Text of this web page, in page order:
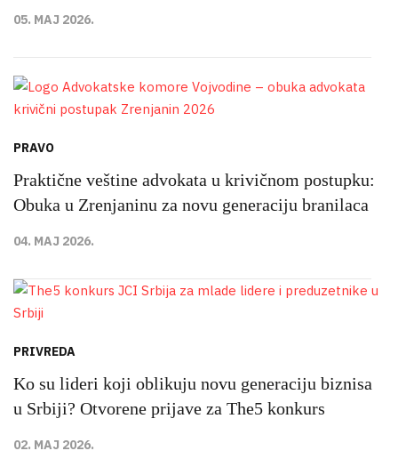
05. MAJ 2026.
PRAVO
Praktične veštine advokata u krivičnom postupku:
Obuka u Zrenjaninu za novu generaciju branilaca
04. MAJ 2026.
PRIVREDA
Ko su lideri koji oblikuju novu generaciju biznisa
u Srbiji? Otvorene prijave za The5 konkurs
02. MAJ 2026.